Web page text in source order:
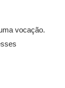
vocação.